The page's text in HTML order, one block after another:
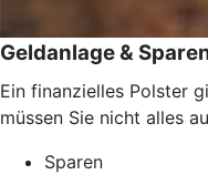
Geldanlage &
Ein finanzielles Polster
müssen Sie nicht alles
Sparen